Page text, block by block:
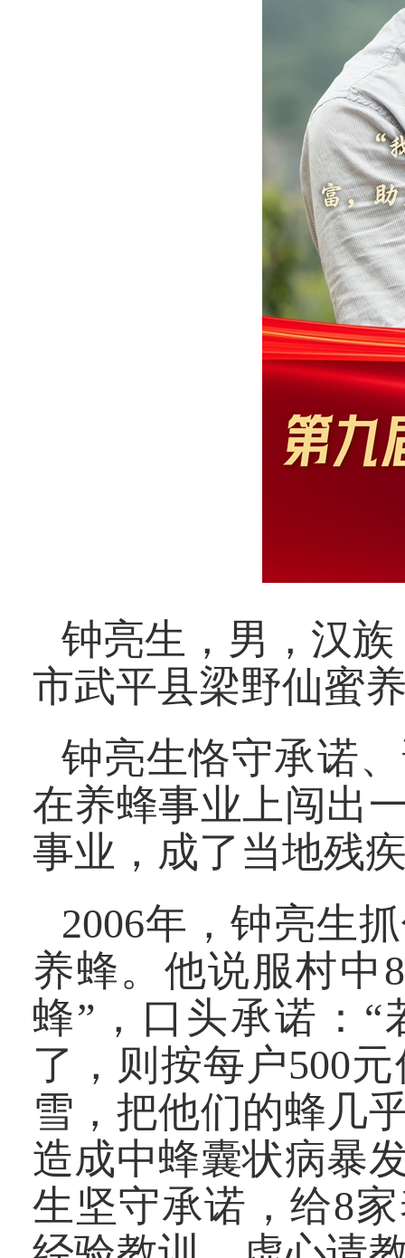
钟亮生，男，汉
市武平县梁野仙蜜
钟亮生恪守承诺
在养蜂事业上闯出
事业，成了当地残
2006年，钟亮生
养蜂。他说服村中
蜂”，口头承诺：“
了，则按每户500
雪，把他们的蜂几
造成中蜂囊状病暴
生坚守承诺，给8